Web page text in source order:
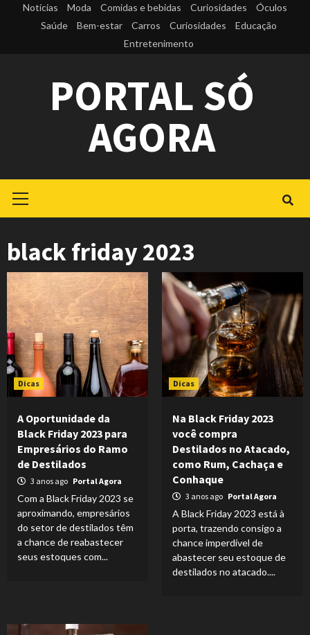
Notícias Moda Comidas e bebidas Curiosidades
Óculos
Saúde
Bem-estar Carros Curiosidades
Educação
Entretenimento
PORTAL SÓ
AGORA
Menu
black friday 2023
Dicas
A Oportunidade da
Black Friday 2023 para
Empresários do Ramo
de Destilados
3 anos ago Portal Agora
Com a Black Friday 2023 se
aproximando, empresários
do setor de destilados têm
a chance de reabastecer
seus estoques com...
Dicas
Na Black Friday 2023
você compra
Destilados no Atacado,
como Rum, Cachaça e
Conhaque
3 anos ago Portal Agora
A Black Friday 2023 está à
porta, trazendo consigo a
chance imperdível de
abastecer seu estoque de
destilados no atacado....